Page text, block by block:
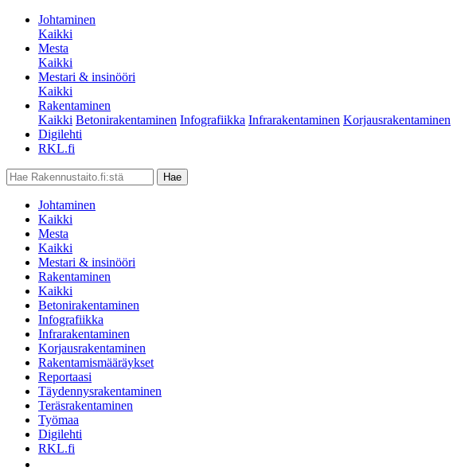
Johtaminen
Kaikki
Mesta
Kaikki
Mestari & insinööri
Kaikki
Rakentaminen
Kaikki Betonirakentaminen Infografiikka Infrarakentaminen Korjausrakentaminen
Digilehti
RKL.fi
Johtaminen
Kaikki
Mesta
Kaikki
Mestari & insinööri
Rakentaminen
Kaikki
Betonirakentaminen
Infografiikka
Infrarakentaminen
Korjausrakentaminen
Rakentamismääräykset
Reportaasi
Täydennysrakentaminen
Teräsrakentaminen
Työmaa
Digilehti
RKL.fi